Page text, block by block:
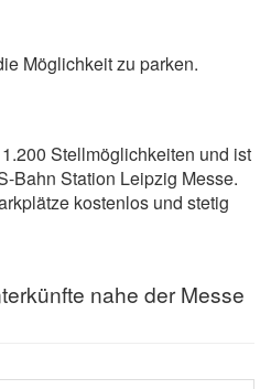
Möglichkeit zu parken.
Stellmöglichkeiten und ist
Bahn Station Leipzig Messe.
kostenlos und stetig
nahe der Messe